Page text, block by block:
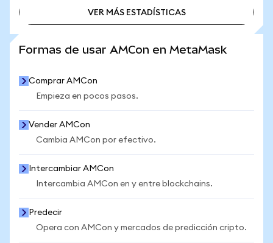
VER MÁS ESTADÍSTICAS
Formas de usar AMCon en MetaMask
Comprar AMCon
Empieza en pocos pasos.
Vender AMCon
Cambia AMCon por efectivo.
Intercambiar AMCon
Intercambia AMCon en y entre blockchains.
Predecir
Opera con AMCon y mercados de predicción cripto.